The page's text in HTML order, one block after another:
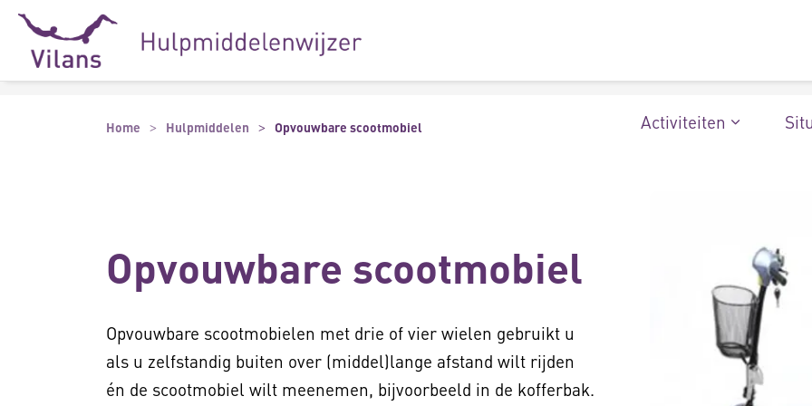
Naar hoofdinhoud
Naar footer
Activiteiten
Home Hulpmiddelen Opvouwbare scootmobiel
Opvouwbare scootmobiel
Opvouwbare scootmobielen met drie of vier wielen gebruikt u
als u zelfstandig buiten over (middel)lange afstand wilt rijden
én de scootmobiel wilt meenemen, bijvoorbeeld in de kofferbak.